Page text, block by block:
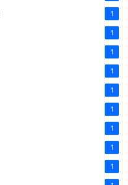
1
1
1
1
1
1
1
1
1